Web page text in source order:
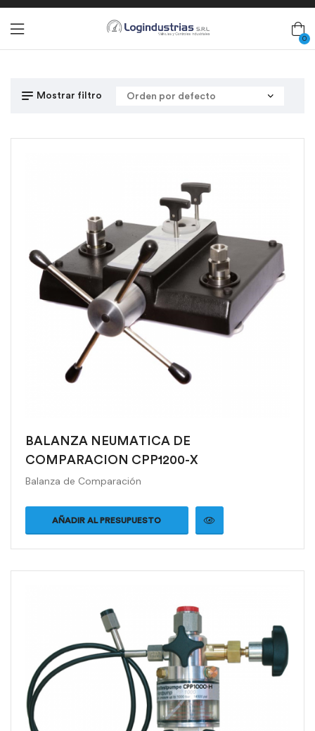
0
Mostrar filtro
BALANZA NEUMATICA DE
COMPARACION CPP1200-X
Balanza de Comparación
AÑADIR AL PRESUPUESTO